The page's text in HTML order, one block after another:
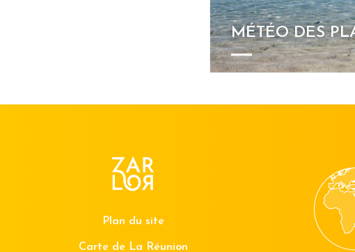
MÉTÉO DES
Plan du site
Carte de La Réunion